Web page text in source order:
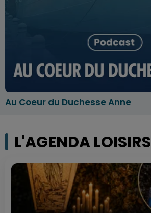
Au Coeur du Duchesse Anne
L'AGENDA LOISIRS